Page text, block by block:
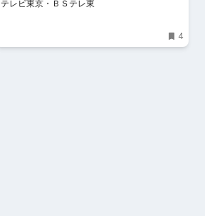
テレビ東京・ＢＳテレ東
4